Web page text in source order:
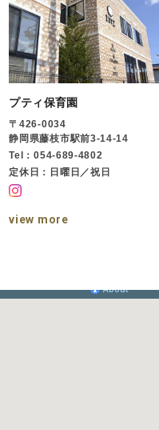
プティ保育園
〒426-0034
静岡県藤枝市駅前3-14-14
Tel：054-689-4802
定休日：日曜日／祝日
view more